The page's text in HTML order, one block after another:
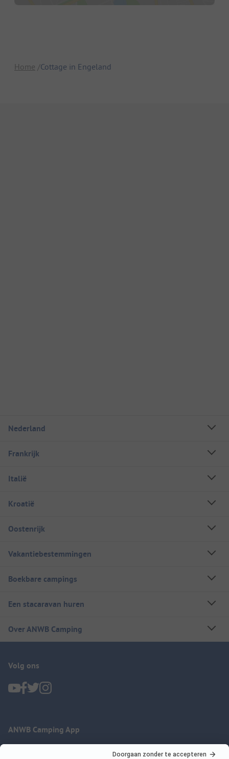
Home Cottage in Engeland
Nederland
Frankrijk
Italië
Kroatië
Oostenrijk
Vakantiebestemmingen
Boekbare campings
Een stacaravan huren
Over ANWB Camping
Volg ons
ANWB Camping App